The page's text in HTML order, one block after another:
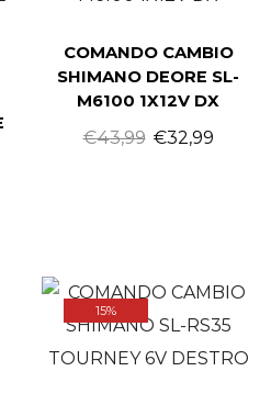
COMANDO CAMBIO
SHIMANO DEORE SL-
M6100 1X12V DX
€43,99 €32,99
15%